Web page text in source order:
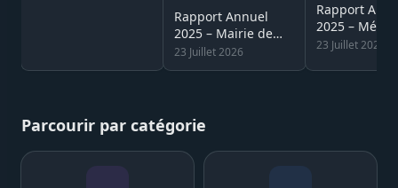
Rapport Annuel
2025 – Mairie de
Khombole (Sénégal)
23 Juillet 2026
Rapport
2025 –
de la
23 Juillet 2026
Parcourir par catégorie